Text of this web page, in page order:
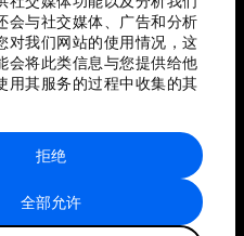
会与社交媒体、广告和分析
对我们网站的使用情况，这
会将此类信息与您提供给他
用其服务的过程中收集的其
全部允许
拒绝
地图